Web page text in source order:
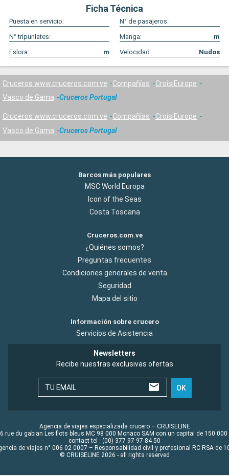
Ficha Técnica
Puesta en servicio:
N° de pasajeros:
N° tripunlates:
Manga:
m
Eslora:
m Velocidad: Nudos
Cruceros www.cruceros.com.ve Compañías
CroisiEurope
Vasco de Gama
Cruceros Portugal
Cruceros www.cruceros.com.ve Compañías
CroisiEurope
Vasco de Gama
Cruceros Portugal
Barcos más populares
MSC World Europa
Icon of the Seas
Costa Toscana
Cruceros.com.ve
¿Quiénes somos?
Preguntas frecuentes
Condiciones generales de venta
Seguridad
Mapa del sitio
Información sobre crucero
Servicios de Asistencia
Newsletters
Recibe nuestras exclusivas ofertas
TU EMAIL OK
Agencia de viajes especializada crucero – CRUISELINE
rue du gabian Les flots bleus MC 98 000 Monaco SAM con un capital de 150 000
contact tel : (00) 377 97 97 84 50
de viajes n° 006 02 0007 – Responsabilidad civil y profesional RC RSA de
© CRUISELINE 2026 - all rights reserved